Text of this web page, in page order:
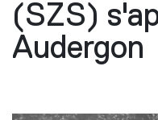
(SZS)
Audergon